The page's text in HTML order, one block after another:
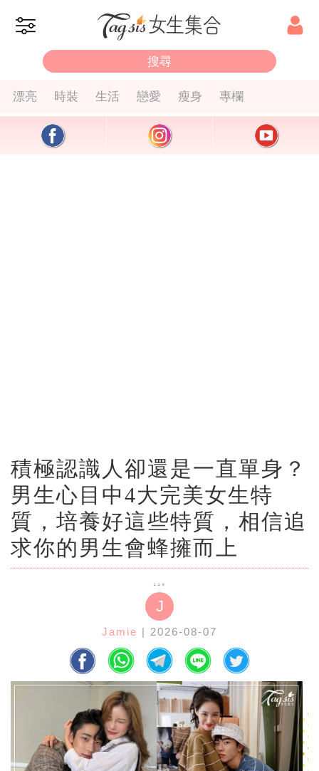
漂亮 時裝 生活 戀愛 瘦身 專欄
積極認識人卻還是一直單身？
男生心目中4大完美女生特
質，培養好這些特質，相信追
求你的男生會蜂擁而上
J
Jamie | 2026-08-07